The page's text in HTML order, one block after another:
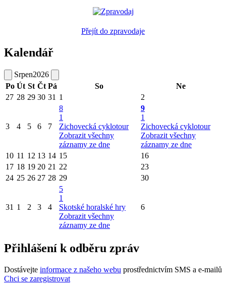
Přejít do zpravodaje
Kalendář
Srpen2026
Po Út St Čt Pá So
Ne
27 28 29 30 31 1 2
3 4 5 6 7
8
1
Zichovecká cyklotour
Zobrazit všechny
záznamy ze dne
9
1
Zichovecká cyklotour
Zobrazit všechny
záznamy ze dne
10 11 12 13 14 15
16
17 18 19 20 21 22
23
24 25 26 27 28 29 30
31 1 2 3 4
5
1
Skotské horalské hry
Zobrazit všechny
záznamy ze dne
6
Přihlášení k odběru zpráv
Dostávejte informace z našeho webu prostřednictvím SMS a e-mailů
Chci se zaregistrovat